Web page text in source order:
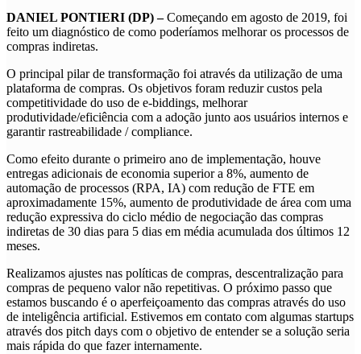
DANIEL PONTIERI (DP) –Começando em agosto de 2019, foi
feito um diagnóstico de como poderíamos melhorar os processos de
compras indiretas.
O principal pilar de transformação foi através da utilização de uma
plataforma de compras. Os objetivos foram reduzir custos pela
competitividade do uso de e-biddings, melhorar
produtividade/eficiência com a adoção junto aos usuários internos e
garantir rastreabilidade / compliance.
Como efeito durante o primeiro ano de implementação, houve
entregas adicionais de economia superior a 8%, aumento de
automação de processos (RPA, IA) com redução de FTE em
aproximadamente 15%, aumento de produtividade de área com uma
redução expressiva do ciclo médio de negociação das compras
indiretas de 30 dias para 5 dias em média acumulada dos últimos 12
meses.
Realizamos ajustes nas políticas de compras, descentralização para
compras de pequeno valor não repetitivas. O próximo passo que
estamos buscando é o aperfeiçoamento das compras através do uso
de inteligência artificial. Estivemos em contato com algumas startups
através dos pitch days com o objetivo de entender se a solução seria
mais rápida do que fazer internamente.